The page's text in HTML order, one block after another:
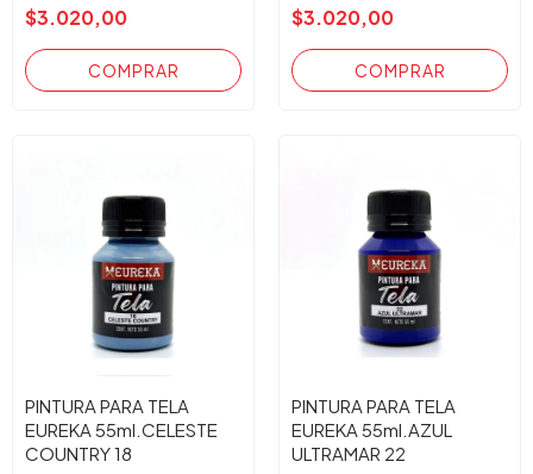
$3.020,00 $3.020,00
PINTURA PARA TELA
EUREKA 55ml.CELESTE
COUNTRY 18
PINTURA PARA TELA
EUREKA 55ml.AZUL
ULTRAMAR 22